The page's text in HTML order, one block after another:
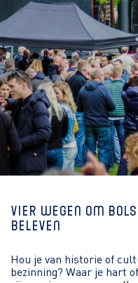
Vier wegen om
beleven
Hou je van historie of
bezinning? Waar je hart